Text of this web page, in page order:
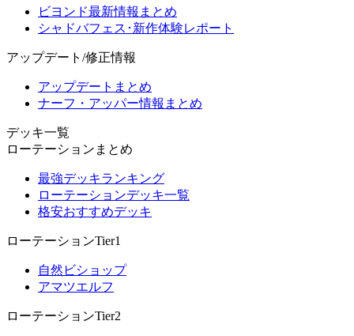
ビヨンド最新情報まとめ
シャドバフェス･新作体験レポート
アップデート/修正情報
アップデートまとめ
ナーフ・アッパー情報まとめ
デッキ一覧
ローテーションまとめ
最強デッキランキング
ローテーションデッキ一覧
格安おすすめデッキ
ローテーションTier1
自然ビショップ
アマツエルフ
ローテーションTier2